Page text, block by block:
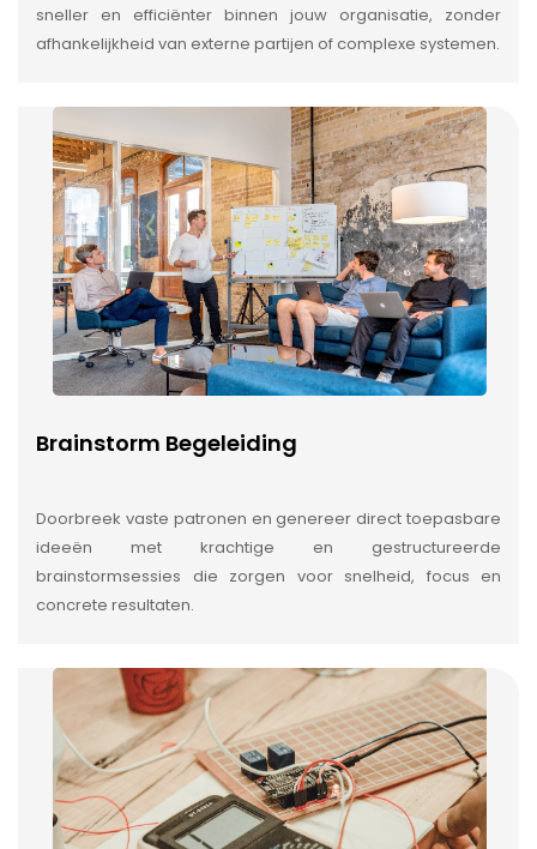
sneller en efficiënter binnen jouw organisatie, zonder
afhankelijkheid van externe partijen of complexe systemen.
Brainstorm Begeleiding
Doorbreek vaste patronen en genereer direct toepasbare
ideeën met krachtige en gestructureerde
brainstormsessies die zorgen voor snelheid, focus en
concrete resultaten.